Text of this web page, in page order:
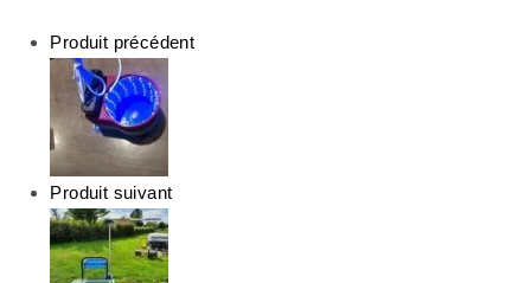
Produit précédent
Produit suivant